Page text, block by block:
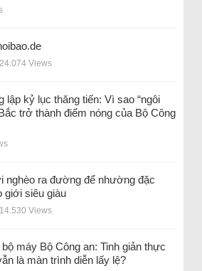
Views
lập kỷ lục thăng tiến: Vì sao “ngôi
trở thành điểm nóng của Bộ Công
nghèo ra đường để nhường đặc
giới siêu giàu
Views
máy Bộ Công an: Tinh giản thực
là màn trình diễn lấy lệ?